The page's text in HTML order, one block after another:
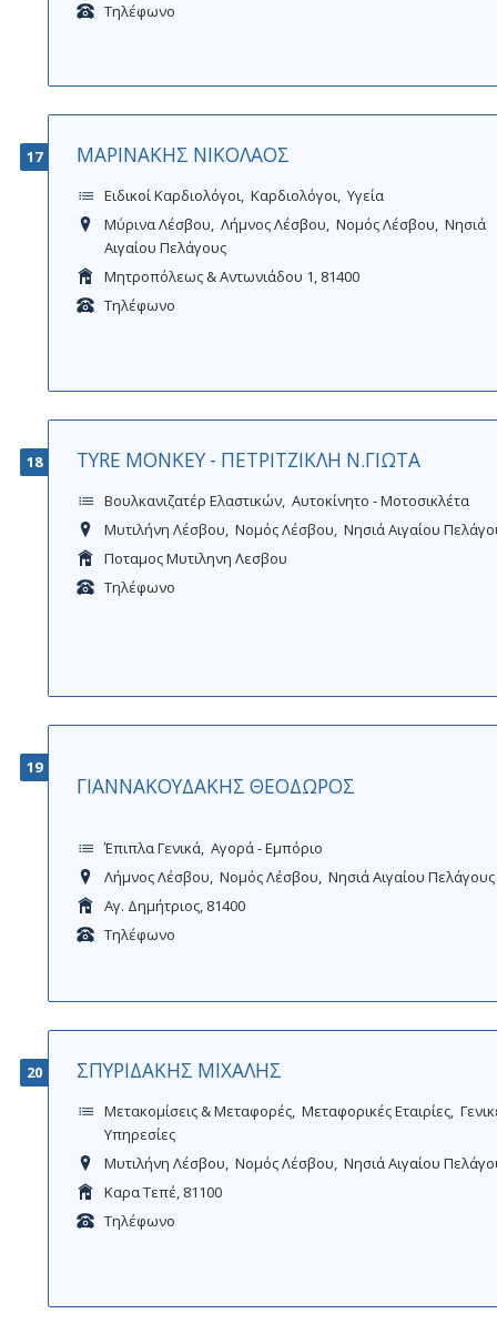
Τηλέφωνο
17 ΜΑΡΙΝΑΚΗΣ ΝΙΚΟΛΑΟΣ
Ειδικοί Καρδιολόγοι Καρδιολόγοι
Υγεία
Μύρινα Λέσβου Λήμνος Λέσβου Νομός Λέσβου Νησιά
Αιγαίου Πελάγους
Μητροπόλεως & Αντωνιάδου 1, 81400
Τηλέφωνο
18 TYRE MONKEY - ΠΕΤΡΙΤΖΙΚΛΗ Ν.ΓΙΩΤΑ
Βουλκανιζατέρ Ελαστικών Αυτοκίνητο - Μοτοσικλέτα
Μυτιλήνη Λέσβου Νομός Λέσβου Νησιά Αιγαίου
Ποταμος Μυτιληνη Λεσβου
Τηλέφωνο
19
ΓΙΑΝΝΑΚΟΥΔΑΚΗΣ ΘΕΟΔΩΡΟΣ
Έπιπλα Γενικά Αγορά - Εμπόριο
Λήμνος Λέσβου Νομός Λέσβου Νησιά Αιγαίου Πελάγους
Αγ. Δημήτριος, 81400
Τηλέφωνο
20 ΣΠΥΡΙΔΑΚΗΣ ΜΙΧΑΛΗΣ
Μετακομίσεις & Μεταφορές Μεταφορικές Εταιρίες
Υπηρεσίες
Μυτιλήνη Λέσβου Νομός Λέσβου Νησιά Αιγαίου
Καρα Τεπέ, 81100
Τηλέφωνο